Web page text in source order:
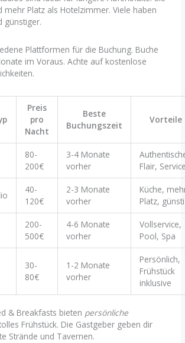
mehr Platz als Hotelzimmer. Viele haben
günstiger.
Plattformen für die Buchung. Buche
im Voraus. Achte auf kostenlose
Preis
pro
Nacht
Beste
Buchungszeit
Vorteile
80-
200€
3-4 Monate
vorher
Flair,
40-
120€
2-3 Monate
vorher
Küche,
Platz,
200-
500€
4-6 Monate
vorher
Vollservice,
Pool, Spa
30-
80€
1-2 Monate
vorher
Persönlich,
Frühstück
inklusive
& Breakfasts bieten persönliche
Frühstück. Die Gastgeber geben dir
Strände und Tavernen.